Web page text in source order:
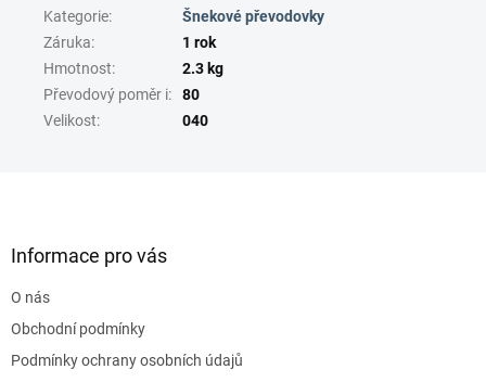
Kategorie:
Šnekové převodovky
Záruka:
1 rok
Hmotnost:
2.3 kg
Převodový poměr i:
80
Velikost: 040
Informace pro vás
O nás
Obchodní podmínky
Podmínky ochrany osobních údajů